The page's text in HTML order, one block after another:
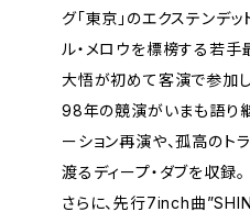
グ「東京」のエクステンデッ
ル・メロウを標榜する若手
大悟が初めて客演で参加し
98年の競演がいまも語り
ーション再演や、孤高のト
渡るディープ・ダブを収録。
さらに、先行7inch曲